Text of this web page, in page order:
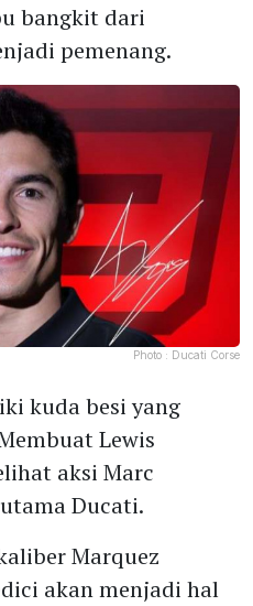
bangkit dari
pemenang.
Photo : Ducati Corse
kuda besi yang
Lewis
aksi Marc
Ducati.
Marquez
akan menjadi hal